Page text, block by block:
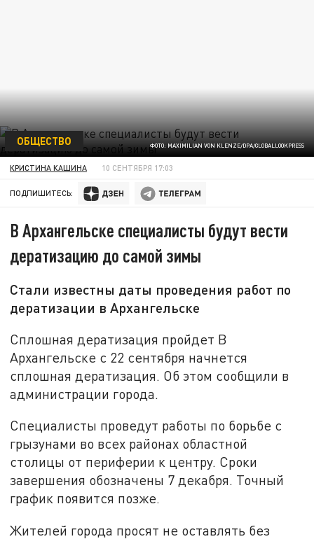
ФОТО: MAXIMILIAN VON KLENZE/DPA/GLOBALLOOKPRESS
ОБЩЕСТВО
КРИСТИНА КАШИНА 10 СЕНТЯБРЯ 17:03
ПОДПИШИТЕСЬ:
В Архангельске специалисты будут вести
дератизацию до самой зимы
Стали известны даты проведения работ по
дератизации в Архангельске
Сплошная дератизация пройдет В
Архангельске с 22 сентября начнется
сплошная дератизация. Об этом сообщили в
администрации города.
Специалисты проведут работы по борьбе с
грызунами во всех районах областной
столицы от периферии к центру. Сроки
завершения обозначены 7 декабря. Точный
график появится позже.
Жителей города просят не оставлять без